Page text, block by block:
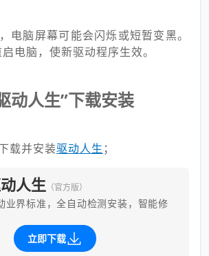
电脑屏幕可能会闪烁或短暂变黑。
电脑，使新驱动程序生效。
动人生”下载安装
载并安装驱动人生 ；
人生 （官方版）
业界标准，全自动检测安装，智能修
立即下载